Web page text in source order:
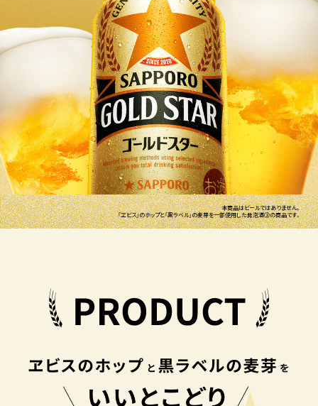
本商品はビールではありません。
「ヱビス」のホップと「黒ラベル」の麦芽を一部使用した発泡酒②の商品です。